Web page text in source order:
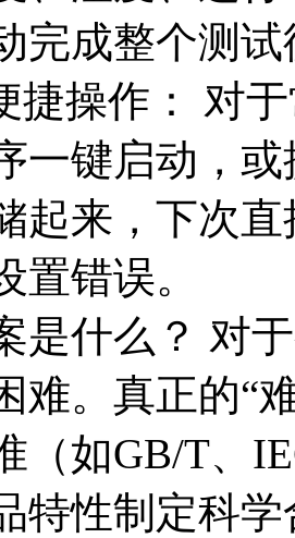
完成整个测试
捷操作： 对
一键启动，
起来，下次
置错误。
是什么？ 对
难。真正的“
（如GB/T、
特性制定科